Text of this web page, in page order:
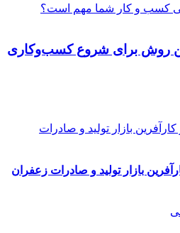
روش برای شروع کسب‌وکاری
بازار تولید و صادرات زعفران